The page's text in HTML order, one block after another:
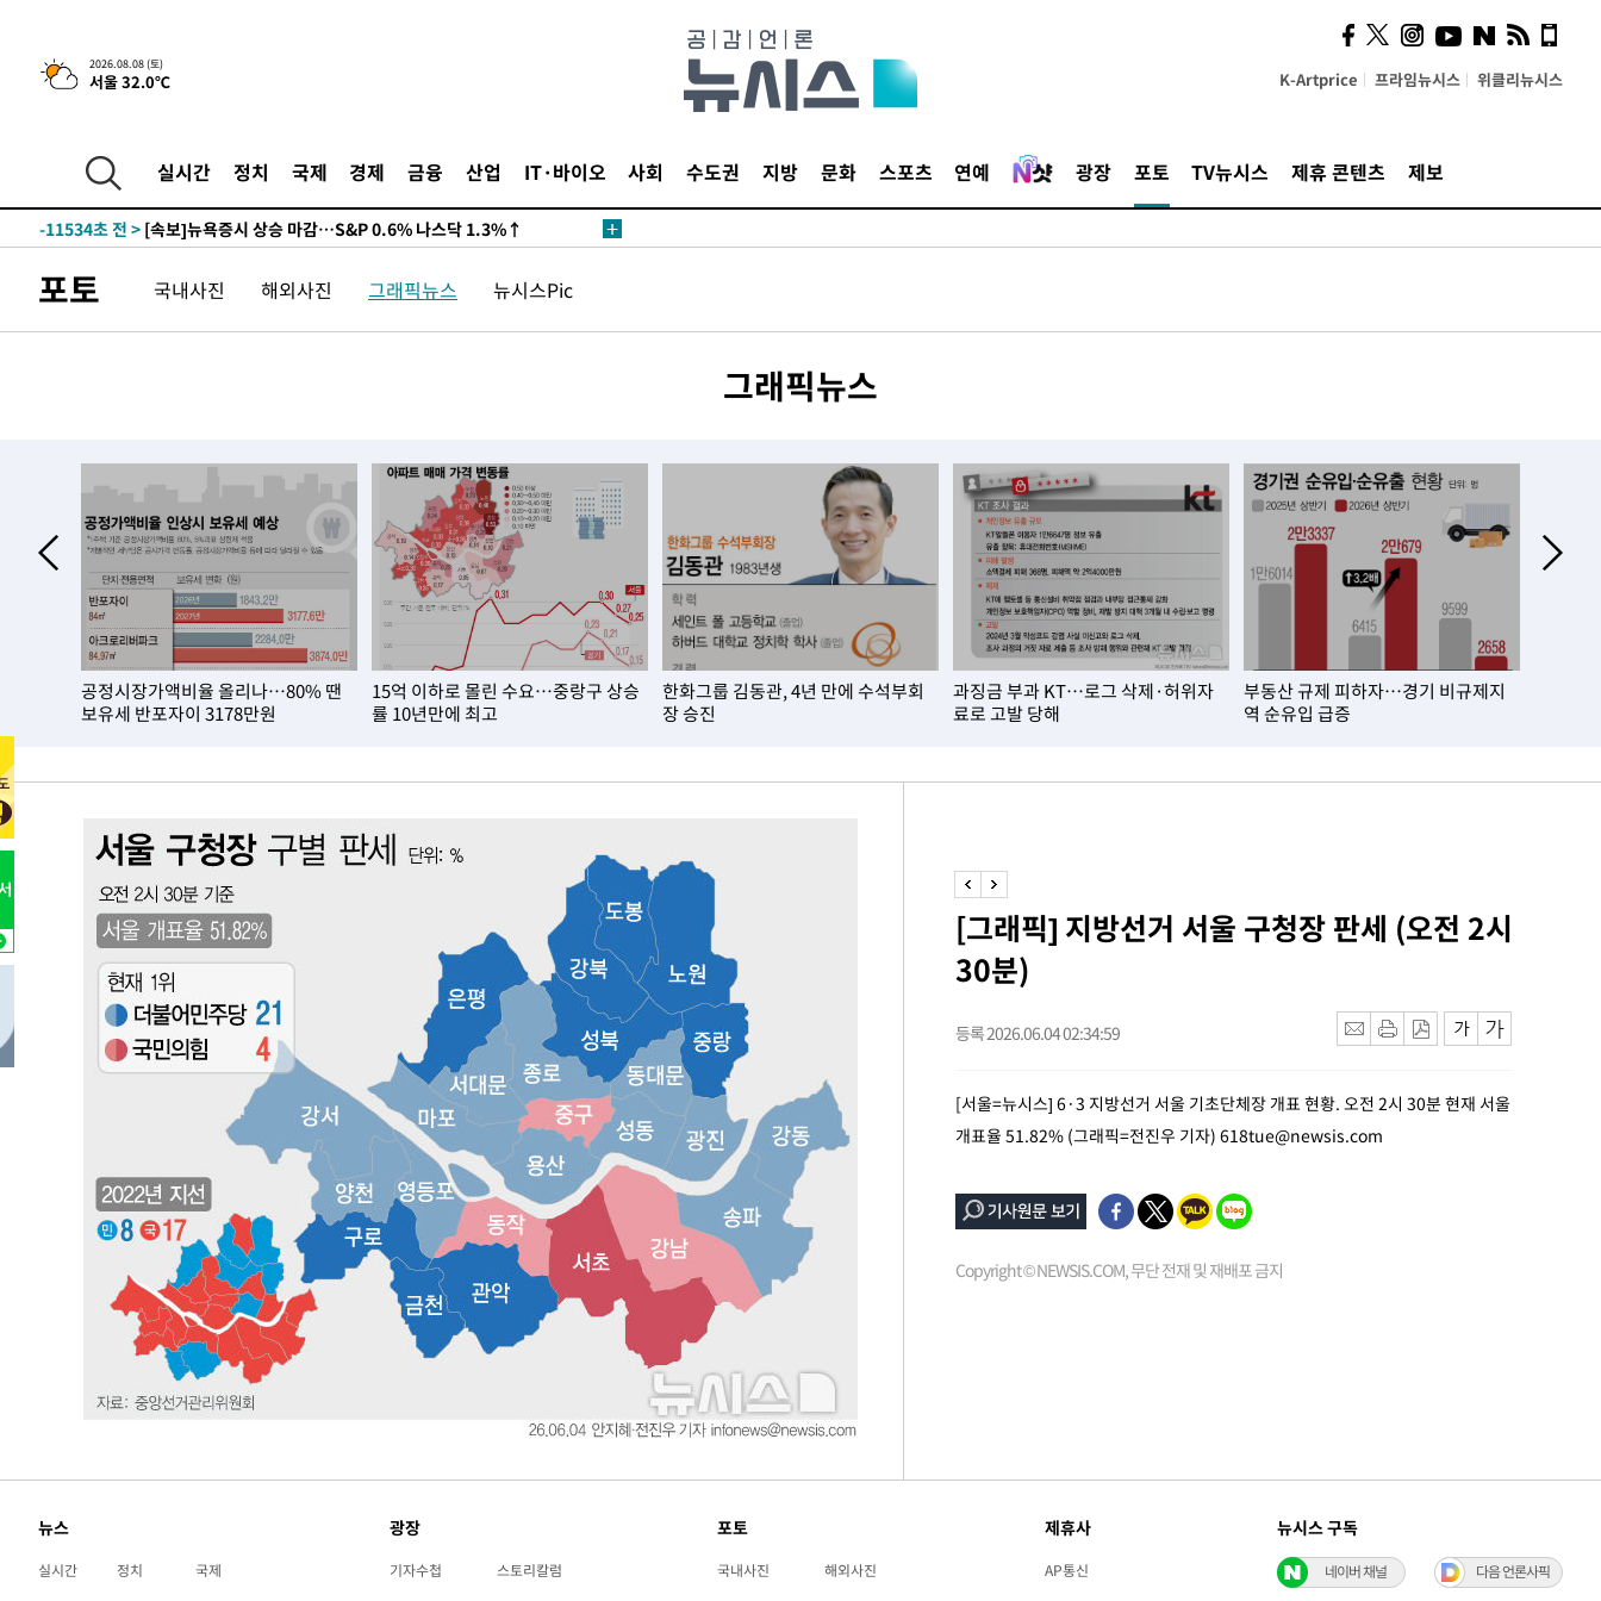
2026.08.08 (토)
서울 32.0℃ K-Artprice 프라임뉴시스 위클리뉴시스
실시간 정치 국제 경제 금융 산업 IT·바이오 사회 수도권 지방 문화 스포츠 연예 광장 포토 TV뉴시스 제휴 콘텐츠 제보
-11534초 전 >[속보]뉴욕증시 상승 마감…S&P 0.6% 나스닥 1.3%↑
-29787초 전 >
[속보]'압수수색·성접대 논란' 축구협회 "실망과 걱정 안겨드려 죄
-18408초 전 >
-11534초 전 > [속보]뉴욕증시 상승 마감…S&P 0.6% 나스닥 1.3%↑
-29787초 전 >
[속보]'압수수색·성접대 논란' 축구협회 "실망과 걱정 안겨드려 죄
-18408초 전 >'최고 37도' 폭염 지속…강원동해안 최대 150㎜ 비
포토 국내사진 해외사진 그래픽뉴스 뉴시스Pic
그래픽뉴스
공정시장가액비율 올리나…80% 땐
보유세 반포자이 3178만원
15억 이하로 몰린 수요…중랑구 상승
률 10년만에 최고
한화그룹 김동관, 4년 만에 수석부회
장 승진
과징금 부과 KT…로그 삭제·허위자
료로 고발 당해
부동산 규제 피하자…경기 비규제지
역 순유입 급증
[그래픽] 지방선거 서울 구청장 판세 (오전 2시
30분)
등록 2026.06.04 02:34:59
[서울=뉴시스] 6·3 지방선거 서울 기초단체장 개표 현황. 오전 2시 30분 현재 서울
개표율 51.82% (그래픽=전진우 기자) 618tue@newsis.com
Copyright © NEWSIS.COM, 무단 전재 및 재배포 금지
뉴스
실시간 정치 국제
광장
기자수첩 스토리칼럼
포토
국내사진 해외사진
제휴사
AP통신
뉴시스 구독
네이버 채널 다음 언론사픽